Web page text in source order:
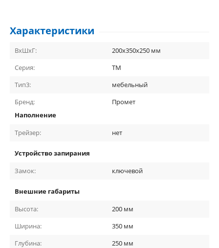
Характеристики
ВхШхГ:
200х350х250 мм
Серия:
ТМ
Тип3:
мебельный
Бренд:
Промет
Наполнение
Трейзер:
нет
Устройство запирания
Замок:
ключевой
Внешние габариты
Высота:
200 мм
Ширина:
350 мм
Глубина:
250 мм